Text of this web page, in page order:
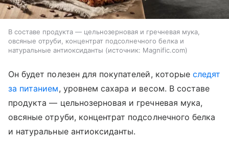
В составе продукта — цельнозерновая и гречневая мука,
овсяные отруби, концентрат подсолнечного белка и
натуральные антиоксиданты
источник: Magnific.com
Он будет полезен для покупателей, которыеследят
за питанием, уровнем сахара и весом. В составе
продукта — цельнозерновая и гречневая мука,
овсяные отруби, концентрат подсолнечного белка
и натуральные антиоксиданты.